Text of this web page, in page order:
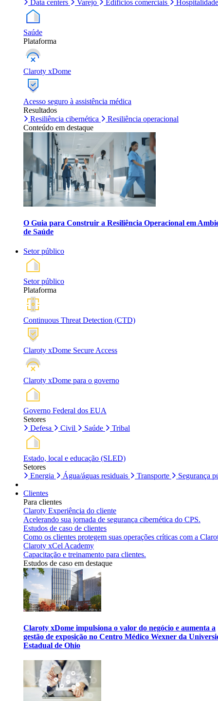
Data centers
Varejo Edifícios comerciais Hospitalidade
Saúde
Plataforma
Claroty xDome
Acesso seguro à assistência médica
Resultados
Resiliência cibernética
Resiliência operacional
Conteúdo em destaque
O Guia para Construir a Resiliência Operacional em
de Saúde
Setor público
Setor público
Plataforma
Continuous Threat Detection (CTD)
Claroty xDome Secure Access
Claroty xDome para o governo
Governo Federal dos EUA
Setores
Defesa
Civil Saúde Tribal
Estado, local e educação (SLED)
Setores
Energia
Água/águas residuais Transporte Segurança
Clientes
Para clientes
Claroty Experiência do cliente
Acelerando sua jornada de segurança cibernética do CPS.
Estudos de caso de clientes
Como os clientes protegem suas operações críticas com a
Claroty xCel Academy
Capacitação e treinamento para clientes.
Estudos de caso em destaque
Claroty xDome impulsiona o valor do negócio e aumenta a
gestão de exposição no Centro Médico Wexner da
Estadual de Ohio